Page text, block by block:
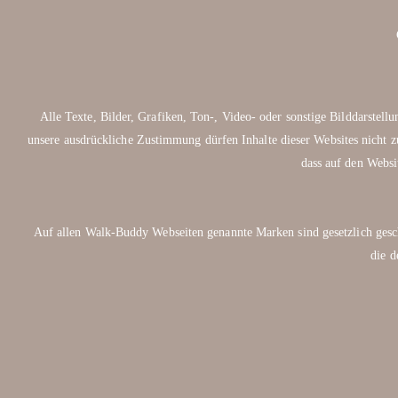
Alle Texte, Bilder, Grafiken, Ton-, Video- oder sonstige
unsere ausdrückliche Zustimmung dürfen Inhalte dieser Websites
dass auf den
Auf allen Walk-Buddy Webseiten genannte Marken sind gesetzlich
die